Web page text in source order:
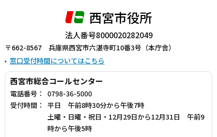
西宮市役所
法人番号8000020282049
〒662-8567 兵庫県西宮市六湛寺町10番3号（本庁舎）
窓口受付時間についてはこちら
西宮市総合コールセンター
電話番号：
0798-36-5000
受付時間：
平日 午前8時30分から午後7時
土曜・日曜・祝日・12月29日から12月31日 午前9
時から午後5時